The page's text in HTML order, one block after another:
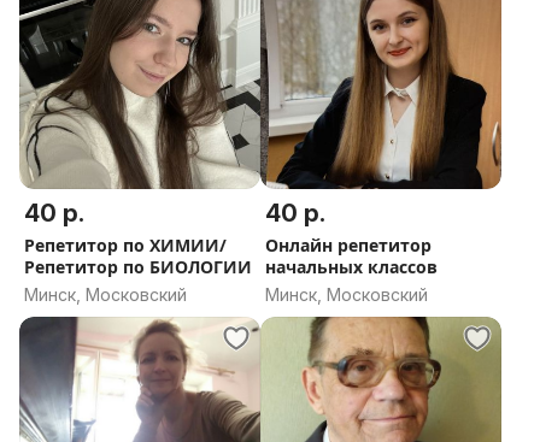
40 р.
Репетитор по ХИМИИ/
Репетитор по БИОЛОГИИ
Минск, Московский
40 р.
Онлайн репетитор
начальных классов
Минск, Московский